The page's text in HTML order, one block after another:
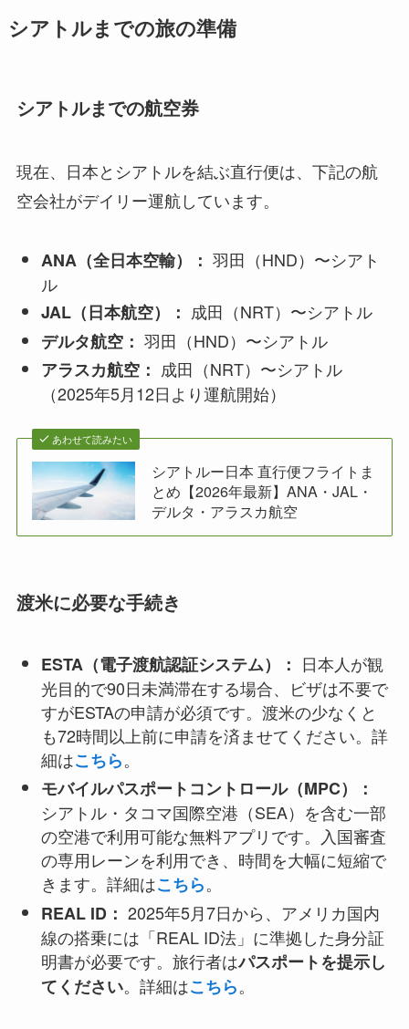
シアトルまでの旅の準備
シアトルまでの航空券
現在、日本とシアトルを結ぶ直行便は、下記の航
空会社がデイリー運航しています。
ANA（全日本空輸）： 羽田（HND）〜シアト
ル
JAL（日本航空）： 成田（NRT）〜シアトル
デルタ航空： 羽田（HND）〜シアトル
アラスカ航空： 成田（NRT）〜シアトル
（2025年5月12日より運航開始）
あわせて読みたい
シアトルー日本 直行便フライトま
とめ【2026年最新】ANA・JAL・
デルタ・アラスカ航空
渡米に必要な手続き
ESTA（電子渡航認証システム）： 日本人が観
光目的で90日未満滞在する場合、ビザは不要で
すがESTAの申請が必須です。渡米の少なくと
も72時間以上前に申請を済ませてください。詳
細はこちら。
モバイルパスポートコントロール（MPC）：
シアトル・タコマ国際空港（SEA）を含む一部
の空港で利用可能な無料アプリです。入国審査
の専用レーンを利用でき、時間を大幅に短縮で
きます。詳細はこちら。
REAL ID： 2025年5月7日から、アメリカ国内
線の搭乗には「REAL ID法」に準拠した身分証
明書が必要です。旅行者はパスポートを提示し
てください。詳細はこちら。